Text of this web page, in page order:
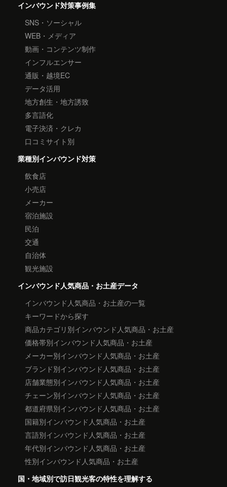
インバウンド対策事例集
SNS・ソーシャル
WEB・メディア
動画・コンテンツ制作
インフルエンサー
通販・越境EC
データ活用
地方創生・地方誘致
多言語化
電子決済・クレカ
口コミサイト別
業種別インバウンド対策
飲食店
小売店
メーカー
宿泊施設
民泊
交通
自治体
観光施設
インバウンド人気商品・お土産データ
インバウンド人気商品・お土産の一覧
キーワードから探す
商品カテゴリ別インバウンド人気商品・お土産
価格帯別インバウンド人気商品・お土産
メーカー別インバウンド人気商品・お土産
ブランド別インバウンド人気商品・お土産
店舗業態別インバウンド人気商品・お土産
チェーン別インバウンド人気商品・お土産
都道府県別インバウンド人気商品・お土産
国籍別インバウンド人気商品・お土産
言語別インバウンド人気商品・お土産
年代別インバウンド人気商品・お土産
性別インバウンド人気商品・お土産
国・地域別で訪日観光客の特性を理解する